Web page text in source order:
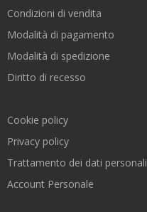
Condizioni di vendita
Modalità di pagamento
Modalità di spedizione
Diritto di recesso
Cookie policy
Privacy policy
Trattamento dei dati personali
Account Personale